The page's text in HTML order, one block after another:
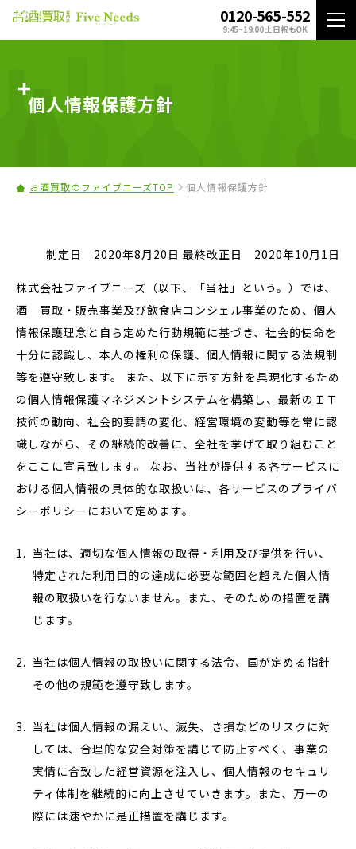
0120-565-552
9:45~19:00 土日祝もOK
個人情報保護方針
お酒買取のファイブニーズTOP 個人情報保護方針
制定日 2020年8月20日 最終改正日 2020年10月1日
株式会社ファイブニーズ（以下、「当社」という。）では、
酒 買取・販売事業及び飲食店コンシェル事業のため、個人
情報保護理念と自ら定めた行動規範に基づき、社会的使命を
十分に認識し、本人の権利の保護、個人情報に関する法規制
等を遵守致します。 また、以下に示す方針を具現化するため
の個人情報保護マネジメントシステムを構築し、最新のＩＴ
技術の動向、社会的要請の変化、経営環境の変動等を常に認
識しながら、その継続的改善に、全社を挙げて取り組むこと
をここに宣言致します。 なお、当社が提供する各サービスに
おける個人情報の具体的な取扱いは、各サービスのプライバ
シーポリシーにおいて定めます。
当社は、適切な個人情報の取得・利用及び提供を行い、
特定された利用目的の達成に必要な範囲を超えた個人情
報の取扱いを行ないません。また、そのための措置を講
じます。
当社は個人情報の取扱いに関する法令、国が定める指針
その他の規範を遵守致します。
当社は個人情報の漏えい、滅失、き損などのリスクに対
しては、合理的な安全対策を講じて防止すべく、事業の
実情に合致した経営資源を注入し、個人情報のセキュリ
ティ体制を継続的に向上させていきます。また、万一の
際には速やかに是正措置を講じます。